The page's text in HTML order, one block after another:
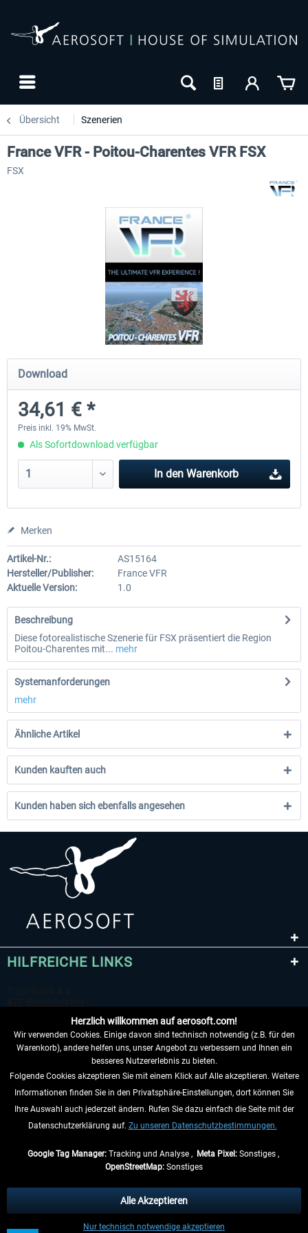
Übersicht Szenerien
Mega Airport Frankfurt V2.0
29,95 € *
Mega Airport Berlin
France VFR - Poitou-Charentes VFR FSX
FSX
Download
34,61 € *
Preis inkl. 19% MwSt.
Als Sofortdownload verfügbar
In den Warenkorb
Merken
Artikel-Nr.:
AS15164
Hersteller/Publisher:
France VFR
Aktuelle Version:
1.0
Beschreibung
Diese fotorealistische Szenerie für FSX präsentiert die Region
Poitou-Charentes mit... mehr
Systemanforderungen
mehr
Ähnliche Artikel
Kunden kauften auch
Kunden haben sich ebenfalls angesehen
HILFREICHE LINKS
VERTRAG WIDERRUFEN
INFORMATIONEN
anders beschrieben.
** Gilt für Lieferungen innerhalb Deutschlands, Lieferzeiten für andere Länder
Herzlich willkommen auf aerosoft.com!
Wir verwenden Cookies. Einige davon sind technisch notwendig (z.B. für den
Warenkorb), andere helfen uns, unser Angebot zu verbessern und Ihnen ein
besseres Nutzererlebnis zu bieten.
Folgende Cookies akzeptieren Sie mit einem Klick auf Alle akzeptieren. Weitere
Informationen finden Sie in den Privatsphäre-Einstellungen, dort können Sie
Ihre Auswahl auch jederzeit ändern. Rufen Sie dazu einfach die Seite mit der
Datenschutzerklärung auf. Zu unseren Datenschutzbestimmungen.
Google Tag Manager:Tracking und Analyse , Meta Pixel:Sonstiges ,
OpenStreetMap: Sonstiges
Nur technisch notwendige akzeptieren
Alle Akzeptieren